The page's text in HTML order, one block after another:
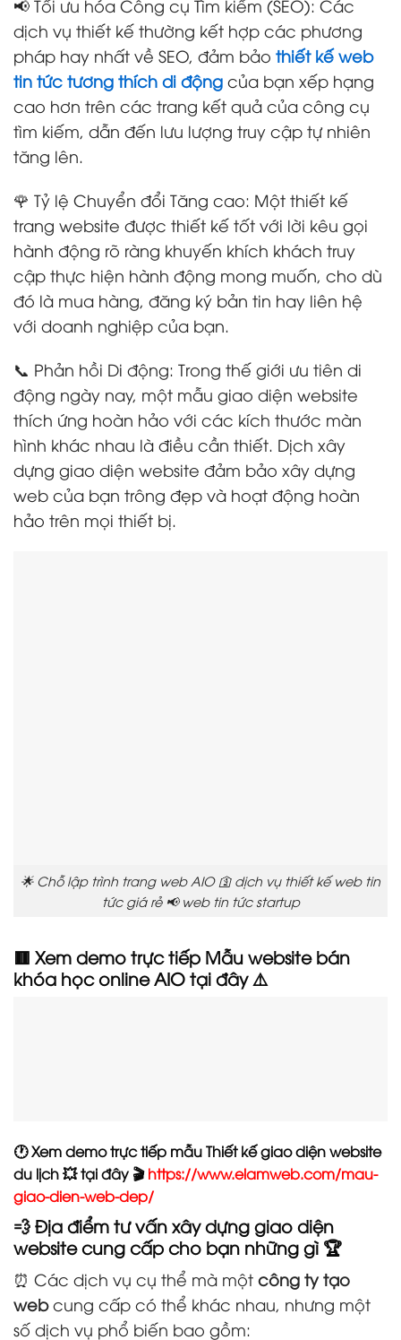
📢 Tối ưu hóa Công cụ Tìm kiếm (SEO): Các
dịch vụ thiết kế thường kết hợp các phương
pháp hay nhất về SEO, đảm bảo thiết kế web
tin tức tương thích di động của bạn xếp hạng
cao hơn trên các trang kết quả của công cụ
tìm kiếm, dẫn đến lưu lượng truy cập tự nhiên
tăng lên.
🌹 Tỷ lệ Chuyển đổi Tăng cao: Một thiết kế
trang website được thiết kế tốt với lời kêu gọi
hành động rõ ràng khuyến khích khách truy
cập thực hiện hành động mong muốn, cho dù
đó là mua hàng, đăng ký bản tin hay liên hệ
với doanh nghiệp của bạn.
📞 Phản hồi Di động: Trong thế giới ưu tiên di
động ngày nay, một mẫu giao diện website
thích ứng hoàn hảo với các kích thước màn
hình khác nhau là điều cần thiết. Dịch xây
dựng giao diện website đảm bảo xây dựng
web của bạn trông đẹp và hoạt động hoàn
hảo trên mọi thiết bị.
🌟 Chỗ lập trình trang web AIO 🛐 dịch vụ thiết kế web tin
tức giá rẻ 📢 web tin tức startup
🟥 Xem demo trực tiếp Mẫu website bán
khóa học online AIO tại đây ⚠️
🕐 Xem demo trực tiếp mẫu Thiết kế giao diện website
du lịch 💥 tại đây 🎬https://www.elamweb.com/mau-
giao-dien-web-dep/
💨 Địa điểm tư vấn xây dựng giao diện
website cung cấp cho bạn những gì 🏆
⏰ Các dịch vụ cụ thể mà một công ty tạo
webcung cấp có thể khác nhau, nhưng một
số dịch vụ phổ biến bao gồm: